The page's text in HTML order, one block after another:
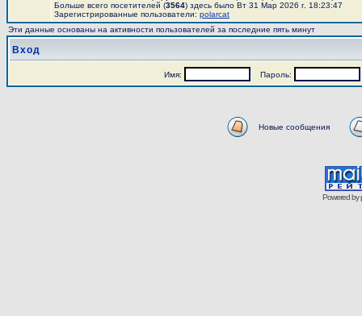
Больше всего посетителей (3564) здесь было Вт 31 Мар 2026 г. 18:23:47
Зарегистрированные пользователи: polarcat
Эти данные основаны на активности пользователей за последние пять минут
Вход
Имя: Пароль:
Новые сообщения
Powered by